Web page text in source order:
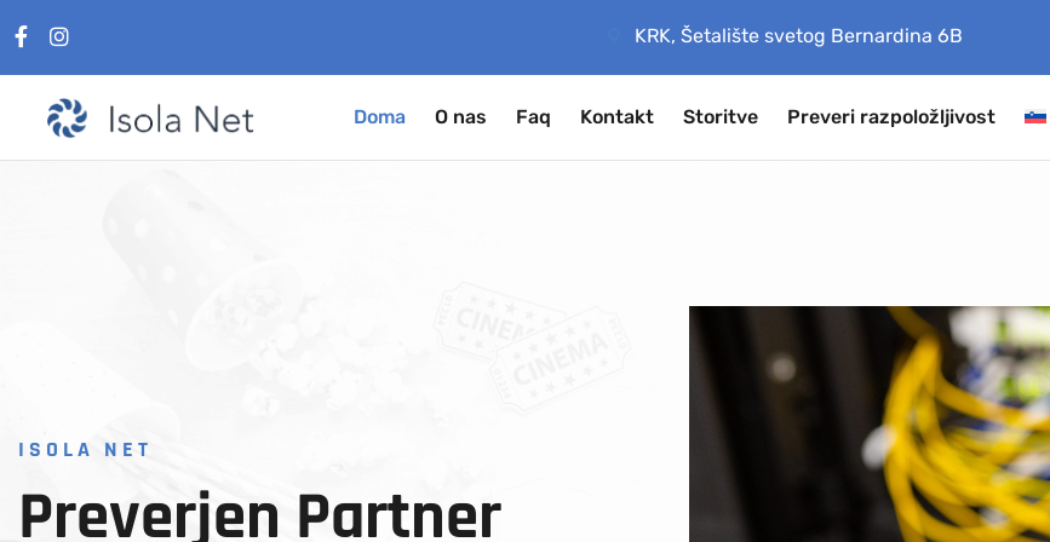
KRK, Šetalište svetog Bernardina 6B
Doma O nas Faq Kontakt Storitve Preveri razpoložljivost
ISOLA NET
Preverjen Partner